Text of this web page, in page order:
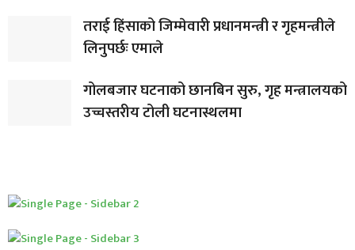
तराई हिंसाको जिम्मेवारी प्रधानमन्त्री र गृहमन्त्रीले
लिनुपर्छः एमाले
गोलबजार घटनाको छानबिन सुरु, गृह मन्त्रालयको
उच्चस्तरीय टोली घटनास्थलमा